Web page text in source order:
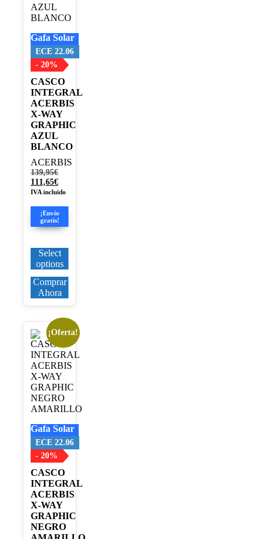
Gafa Solar
ECE 22.06
- 20%
CASCO
INTEGRAL
ACERBIS
X-WAY
GRAPHIC
AZUL
BLANCO
ACERBIS
139,95€El
precio
original
139,95€.
111,65€El
precio
es:
111,65€.
IVA incluido
¡Envío
gratis!
Select
options
opciones
se
elegir
en
la
página
de
producto
Comprar
Ahora
¡Oferta!
Gafa Solar
ECE 22.06
- 20%
CASCO
INTEGRAL
ACERBIS
X-WAY
GRAPHIC
NEGRO
Este
producto
tiene
múltiples
variantes.
Las
opciones
se
elegir
en
la
página
de
producto